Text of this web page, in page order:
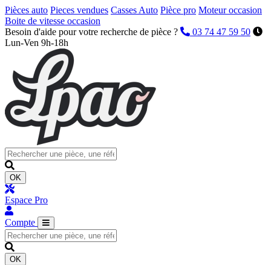
Pièces auto Pieces vendues Casses Auto Pièce pro Moteur occasion
Boite de vitesse occasion
Besoin d'aide pour votre recherche de pièce ?
03 74 47 59 50
Lun-Ven 9h-18h
OK
Espace Pro
Compte
OK